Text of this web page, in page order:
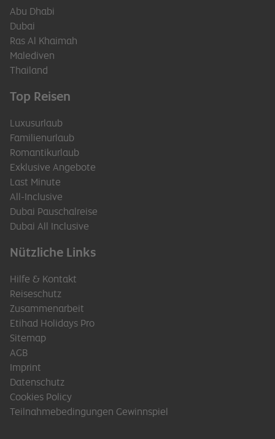
Abu Dhabi
Dubai
Ras Al Khaimah
Malediven
Thailand
Top Reisen
Luxusurlaub
Familienurlaub
Romantikurlaub
Exklusive Angebote
Last Minute
All-Inclusive
Dubai Pauschalreise
Dubai All Inclusive
Nützliche Links
Hilfe & Kontakt
Reiseschutz
Zusammenarbeit
Etihad Holidays Pro
Sitemap
AGB
Imprint
Datenschutz
Cookies Policy
Teilnahmebedingungen Gewinnspiel